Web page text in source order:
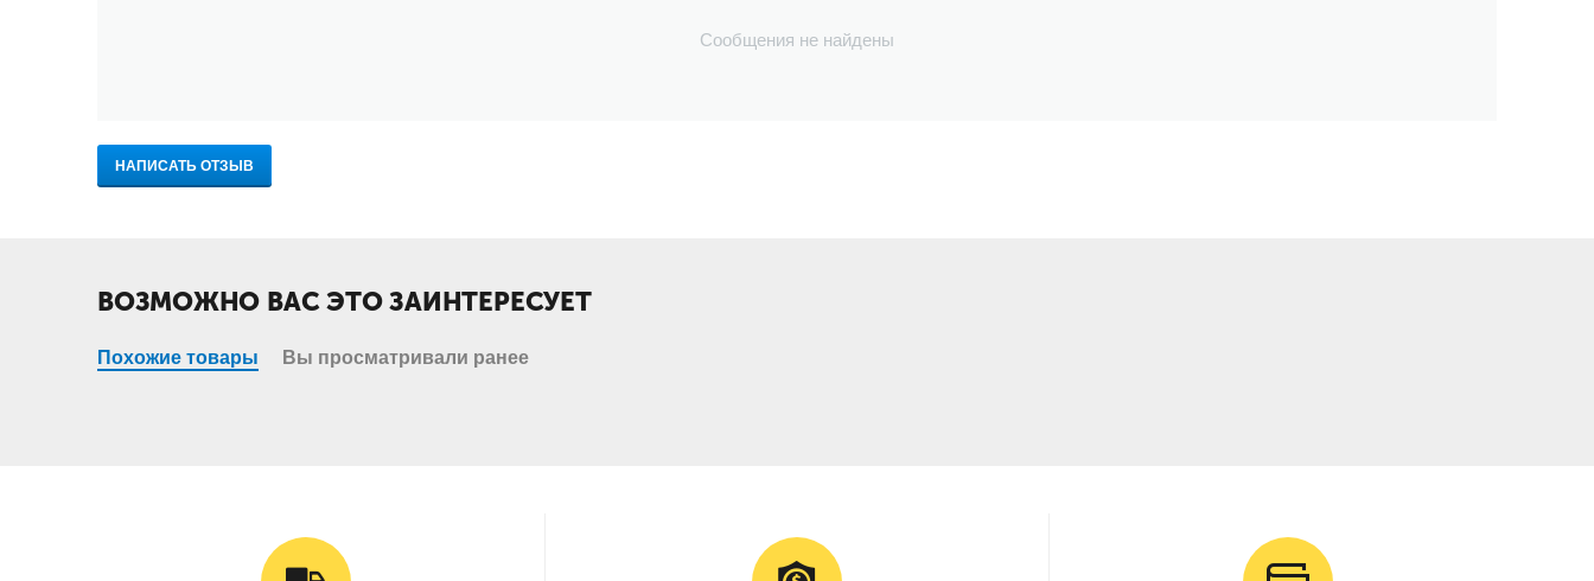
Сообщения не найдены
НАПИСАТЬ ОТЗЫВ
ВОЗМОЖНО ВАС ЭТО ЗАИНТЕРЕСУЕТ
Похожие товары Вы просматривали ранее